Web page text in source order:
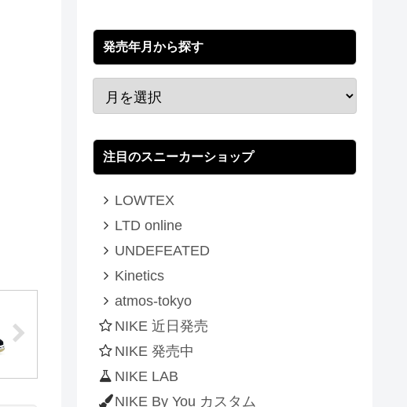
発売年月から探す
注目のスニーカーショップ
LOWTEX
LTD online
UNDEFEATED
Kinetics
atmos-tokyo
NIKE 近日発売
NIKE 発売中
NIKE LAB
NIKE By You カスタム